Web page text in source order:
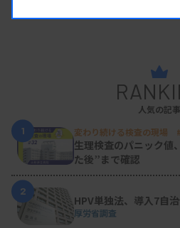
人気の記事
1
変わり続ける検査の現場
生理検査のパニック
た後”まで確認
2
HPV単独法、導入7自
厚労省調査